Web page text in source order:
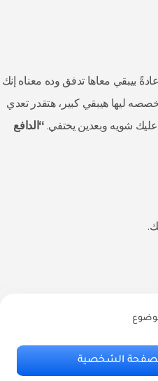
بيبقي معاها تدفق وده معناه إنك
ليها هيبقي كبير، هتقدر تعدي
شويه وبعدين يختفي. “الدافع
الشخصية